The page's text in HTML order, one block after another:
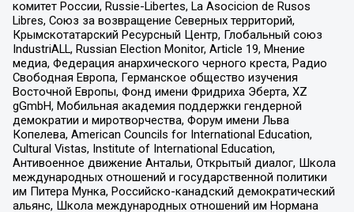
комитет России, Russie-Libertes, La Asocicion de Rusos
Libres, Союз за возвращение Северных территорий,
Крымскотатарский Ресурсный Центр, Глобальный союз
IndustriALL, Russian Election Monitor, Article 19, Мнение
медиа, Федерация анархического черного креста, Радио
Свободная Европа, Германское общество изучения
Восточной Европы, Фонд имени Фридриха Эберта, XZ
gGmbH, Мобильная академия поддержки гендерной
демократии и миротворчества, Форум имени Льва
Копелева, American Councils for International Education,
Cultural Vistas, Institute of International Education,
Антивоенное движение Антальи, Открытый диалог, Школа
международных отношений и государственной политики
им Питера Мунка, Российско-канадский демократический
альянс, Школа международных отношений им Нормана